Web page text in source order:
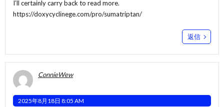
I’ll certainly carry back to read more.
https://doxycyclinege.com/pro/sumatriptan/
返信
ConnieWew
2025年8月18日 8:05 AM